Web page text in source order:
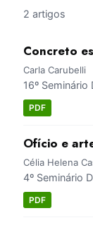
2 artigos
Concreto
Carla Carubelli
16º
PDF
Ofício e
Célia Helena
4º Seminário
PDF